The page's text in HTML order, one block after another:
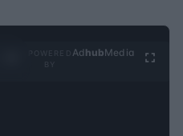
Ad hubMedia